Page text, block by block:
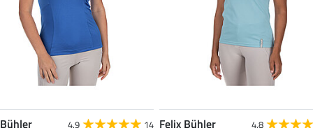
4.9 14 Felix Bühler 4.8